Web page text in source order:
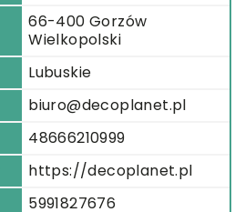
66-400 Gorzów
Wielkopolski
Lubuskie
biuro@decoplanet.pl
48666210999
https://decoplanet.pl
5991827676